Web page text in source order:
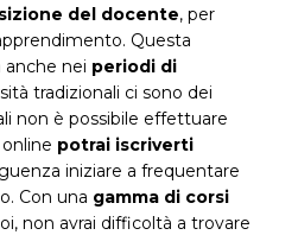
del docente, per
Questa
nei periodi di
tradizionali ci sono dei
non è possibile effettuare
potrai iscriverti
iniziare a frequentare
Con una gamma di corsi
non avrai difficoltà a trovare